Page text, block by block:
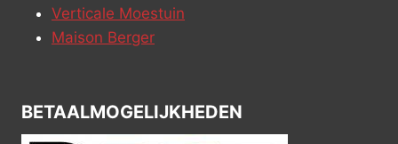
Verticale Moestuin
Maison Berger
BETAALMOGELIJKHEDEN